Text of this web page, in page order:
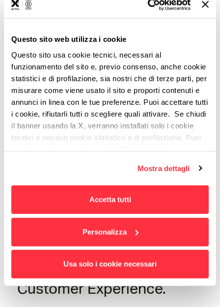
Questo sito web utilizza i cookie
Questo sito usa cookie tecnici, necessari al
funzionamento del sito e, previo consenso, anche cookie
statistici e di profilazione, sia nostri che di terze parti, per
misurare come viene usato il sito e proporti contenuti e
annunci in linea con le tue preferenze. Puoi accettare tutti
i cookie, rifiutarli tutti o scegliere quali attivare. Se chiudi
il banner usando la X, verranno installati solo i cookie
tecnici e nessun cookie statistico o di profilazione. Puoi
Mostra dettagli
Accetta tutti
Personalizza
Usa solo i cookie necessari
toglieva il suono del modem 56k per collegarsi all’insaputa
dei genitori. La cronologia delle ricerche Google ci dice che
Inbound Marketing,
uno degli strumenti della
Customer Experience.